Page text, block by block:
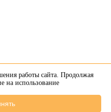
работы сайта. Продолжая
на использование